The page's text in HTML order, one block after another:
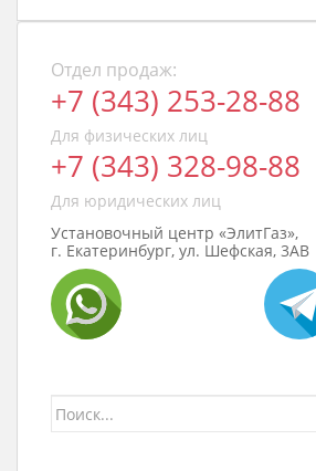
Отдел продаж:
+7 (343) 253-28-88
Для физических лиц
+7 (343) 328-98-88
Для юридических лиц
Установочный центр «ЭлитГаз»,
г. Екатеринбург, ул. Шефская, 3АВ
Поиск